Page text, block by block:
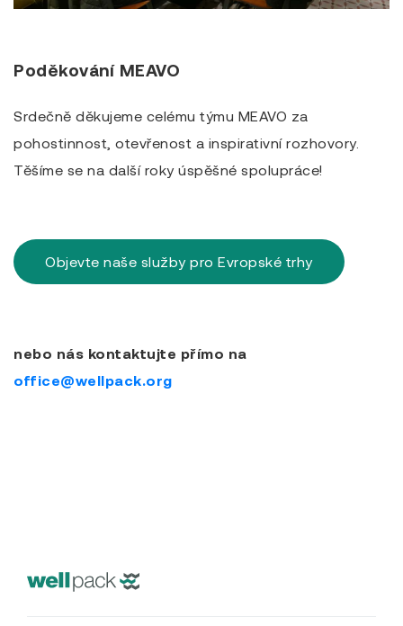
Poděkování MEAVO
Srdečně děkujeme celému týmu MEAVO za
pohostinnost, otevřenost a inspirativní rozhovory.
Těšíme se na další roky úspěšné spolupráce!
Objevte naše služby pro Evropské trhy
nebo nás kontaktujte přímo na
office@wellpack.org